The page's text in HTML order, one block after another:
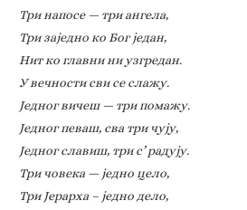
Три напосе — три ангела,
Три заједно ко Бог један,
Нит ко главни ни узгредан.
У вечности сви се слажу.
Једног вичеш — три помажу.
Једног певаш, сва три чују,
Једног славиш, три с’ радују.
Три човека — једно цело,
Три Јерарха – једно дело,